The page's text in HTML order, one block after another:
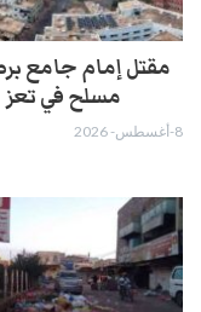
مقتل إمام جامع
مسلح في تعز
8-أغسطس- 2026